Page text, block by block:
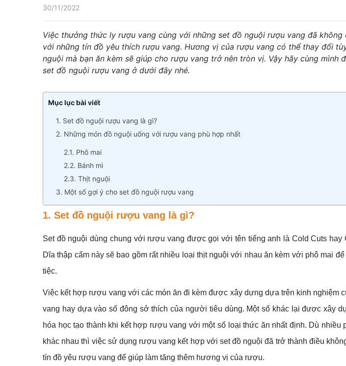
30/11/2022
Việc thưởng thức ly rượu vang cùng với những set đồ nguội rượu vang đã không
với những tín đồ yêu thích rượu vang. Hương vị của rượu vang có thể thay đổi
nguội mà bạn ăn kèm sẽ giúp cho rượu vang trở nên tròn vị. Vậy hãy cùng mình
set đồ nguội rượu vang ở dưới đây nhé.
Mục lục bài viết
1. Set đồ nguội rượu vang là gì?
2. Những món đồ nguội uống với rượu vang phù hợp nhất
2.1. Phô mai
2.2. Bánh mì
2.3. Thịt nguội
3. Một số gợi ý cho set đồ nguội rượu vang
1. Set đồ nguội rượu vang là gì?
Set đồ nguội dùng chung với rượu vang được gọi với tên tiếng anh là Cold Cuts hay
Dĩa thập cẩm này sẽ bao gồm rất nhiều loại thịt nguội với nhau ăn kèm với phô mai
tiệc.
Việc kết hợp rượu vang với các món ăn đi kèm được xây dựng dựa trên kinh nghiệm
vang hay dựa vào số đông sở thích của người tiêu dùng. Một số khác lại được xây
hóa học tạo thành khi kết hợp rượu vang với một số loại thức ăn nhất định. Dù nhiều
khác nhau thì việc sử dụng rượu vang kết hợp với set đồ nguội đã trở thành điều
tín đồ yêu rượu vang để giúp làm tăng thêm hương vị của rượu.